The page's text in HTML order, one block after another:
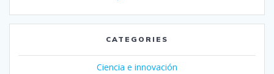
CATEGORIES
Ciencia e innovación